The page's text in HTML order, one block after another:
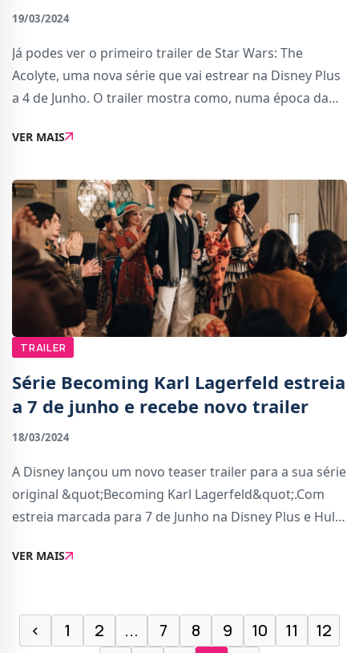
19/03/2024
Já podes ver o primeiro trailer de Star Wars: The
Acolyte, uma nova série que vai estrear na Disney Plus
a 4 de Junho. O trailer mostra como, numa época da
Dark Side começa a ganhar força.
VER MAIS
TRAILER
Série Becoming Karl Lagerfeld estreia
a 7 de junho e recebe novo trailer
18/03/2024
A Disney lançou um novo teaser trailer para a sua série
original &quot;Becoming Karl Lagerfeld&quot;.Com
estreia marcada para 7 de Junho na Disney Plus e Hulu
do designer de moda alemão Karl
VER MAIS
‹ 1 2 ... 7 8 9 10 11
12